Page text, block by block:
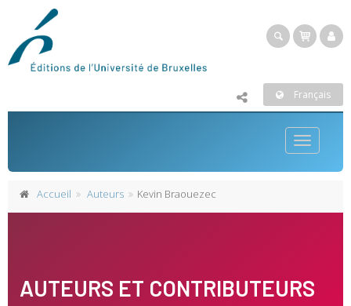
Français
Toggle
Accueil Auteurs Kevin Braouezec
AUTEURS ET CONTRIBUTEURS